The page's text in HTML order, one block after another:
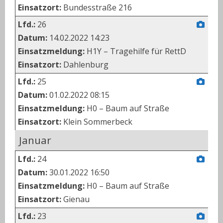
Einsatzort: Bundesstraße 216
Lfd.: 26
Datum: 14.02.2022 14:23
Einsatzmeldung: H1Y – Tragehilfe für RettD
Einsatzort: Dahlenburg
Lfd.: 25
Datum:01.02.2022 08:15
Einsatzmeldung: H0 – Baum auf Straße
Einsatzort: Klein Sommerbeck
Januar
Lfd.: 24
Datum:30.01.2022 16:50
Einsatzmeldung: H0 – Baum auf Straße
Einsatzort:Gienau
Lfd.: 23